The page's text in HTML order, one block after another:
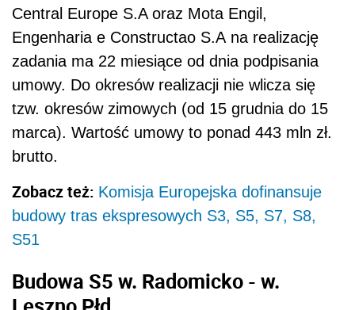
Central Europe S.A oraz Mota Engil,
Engenharia e Constructao S.A na realizację
zadania ma 22 miesiące od dnia podpisania
umowy. Do okresów realizacji nie wlicza się
tzw. okresów zimowych (od 15 grudnia do 15
marca). Wartość umowy to ponad 443 mln zł.
brutto.
Zobacz też: Komisja Europejska dofinansuje
budowy tras ekspresowych S3, S5, S7, S8,
S51
Budowa S5 w. Radomicko - w.